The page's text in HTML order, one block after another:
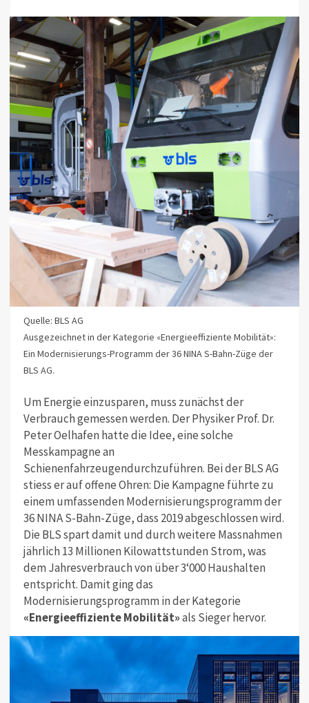
Quelle: BLS AG
Ausgezeichnet in der Kategorie «Energieeffiziente Mobilität»:
Ein Modernisierungs-Programm der 36 NINA S-Bahn-Züge der
BLS AG.
Um Energie einzusparen, muss zunächst der
Verbrauch gemessen werden. Der Physiker Prof. Dr.
Peter Oelhafen hatte die Idee, eine solche
Messkampagne an
Schienenfahrzeugendurchzuführen. Bei der BLS AG
stiess er auf offene Ohren: Die Kampagne führte zu
einem umfassenden Modernisierungsprogramm der
36 NINA S-Bahn-Züge, dass 2019 abgeschlossen wird.
Die BLS spart damit und durch weitere Massnahmen
jährlich 13 Millionen Kilowattstunden Strom, was
dem Jahresverbrauch von über 3‘000 Haushalten
entspricht. Damit ging das
Modernisierungsprogramm in der Kategorie
«Energieeffiziente Mobilität»als Sieger hervor.